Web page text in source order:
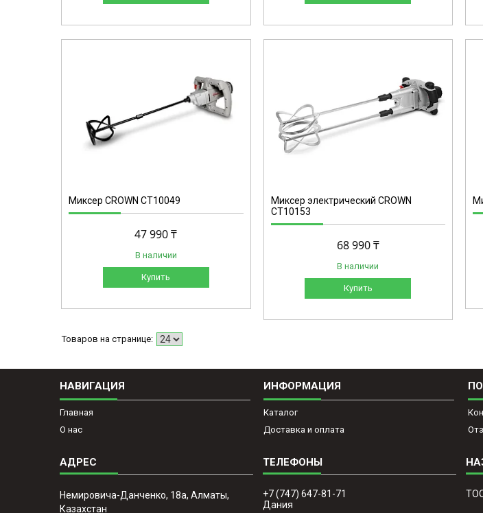
Миксер CROWN CT10049
47 990 ₸
В наличии
Купить
Миксер электрический CROWN
CT10153
68 990 ₸
В наличии
Купить
НАВИГАЦИЯ
Главная
О нас
ИНФОРМАЦИЯ
Каталог
Доставка и оплата
Немировича-Данченко, 18а, Алматы,
Казахстан
+7 (747) 647-81-71
Дания